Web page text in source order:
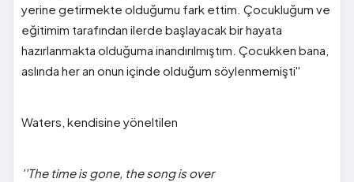
yerine getirmekte olduğumu fark ettim. Çocukluğum ve
eğitimim tarafından ilerde başlayacak bir hayata
hazırlanmakta olduğuma inandırılmıştım. Çocukken bana,
aslında her an onun içinde olduğum söylenmemişti''
Waters, kendisine yöneltilen
''The time is gone, the song is over